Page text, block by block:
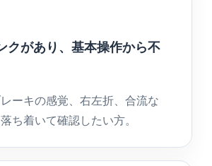
クがあり、基本操作から不
ーキの感覚、右左折、合流な
ち着いて確認したい方。